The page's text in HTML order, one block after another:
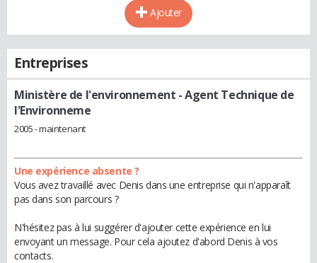
Ajouter
Entreprises
Ministère de l'environnement - Agent Technique de
l'Environneme
2005 - maintenant
Une expérience absente ?
Vous avez travaillé avec Denis dans une entreprise qui n'apparaît
pas dans son parcours ?
N'hésitez pas à lui suggérer d'ajouter cette expérience en lui
envoyant un message. Pour cela ajoutez d'abord Denis à vos
contacts.